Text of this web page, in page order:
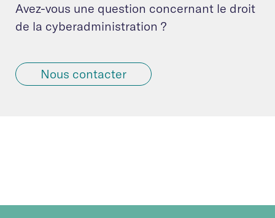
Avez-vous une question concernant le droit
de la cyberadministration ?
Nous contacter